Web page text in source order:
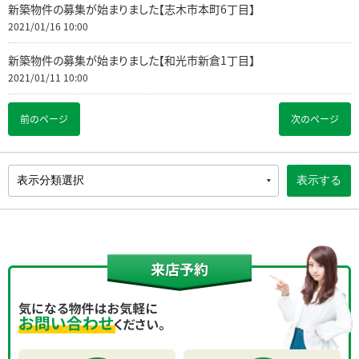
店舗・事務所を探す
大家さん募集
新築物件の募集が始まりました【志木市本町6丁目】
2021/01/16 10:00
新築物件の募集が始まりました【和光市新倉1丁目】
2021/01/11 10:00
前のページ 次のページ